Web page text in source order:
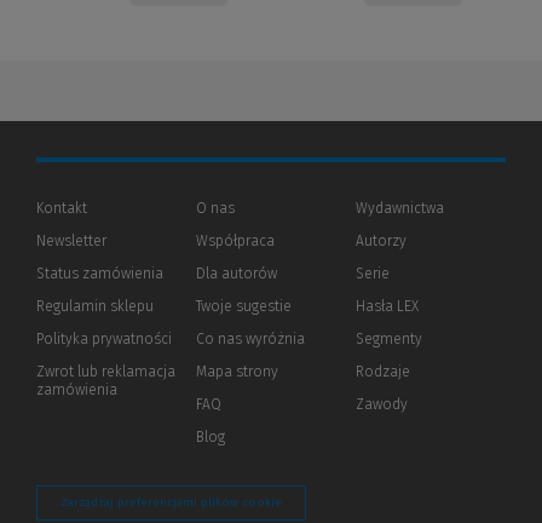
Kontakt
Newsletter
Status zamówienia
Regulamin sklepu
Polityka prywatności (Nowe
(Link
innej
Zwrot lub reklamacja
zamówienia
O nas
Współpraca
Dla autorów(Nowe
(Link
innej
strony)
Twoje sugestie
Co nas wyróżnia
Mapa strony
FAQ
Blog
Wydawnictwa
Autorzy
Serie
Hasła LEX
Segmenty
Rodzaje
Zawody
Zarządzaj preferencjami plików cookie